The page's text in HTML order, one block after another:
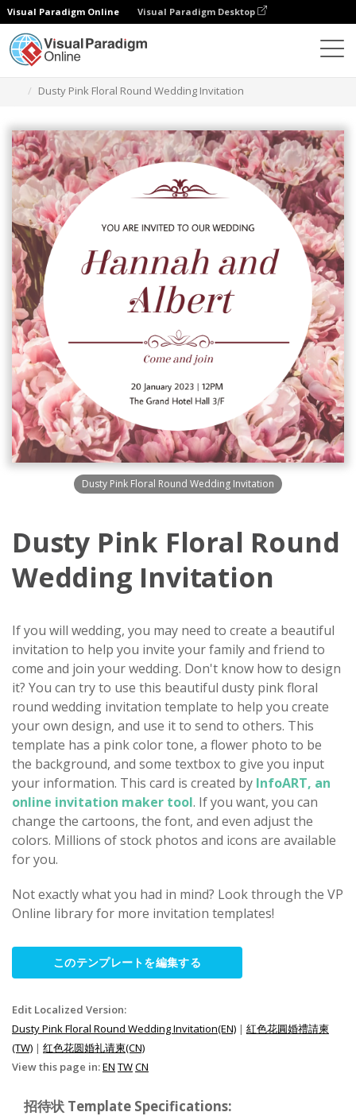
Visual Paradigm Online Visual Paradigm Desktop
Dusty Pink Floral Round Wedding Invitation
Dusty Pink Floral Round Wedding Invitation
Dusty Pink Floral Round
Wedding Invitation
If you will wedding, you may need to create a beautiful
invitation to help you invite your family and friend to
come and join your wedding. Don't know how to design
it? You can try to use this beautiful dusty pink floral
round wedding invitation template to help you create
your own design, and use it to send to others. This
template has a pink color tone, a flower photo to be
the background, and some textbox to give you input
your information. This card is created by InfoART, an
online invitation maker tool. If you want, you can
change the cartoons, the font, and even adjust the
colors. Millions of stock photos and icons are available
for you.
Not exactly what you had in mind? Look through the VP
Online library for more invitation templates!
このテンプレートを編集する
Edit Localized Version:
Dusty Pink Floral Round Wedding Invitation(EN) | 紅色花圓婚禮請柬
(TW) | 红色花圆婚礼请柬(CN)
View this page in:EN TWCN
招待状 Template Specifications: